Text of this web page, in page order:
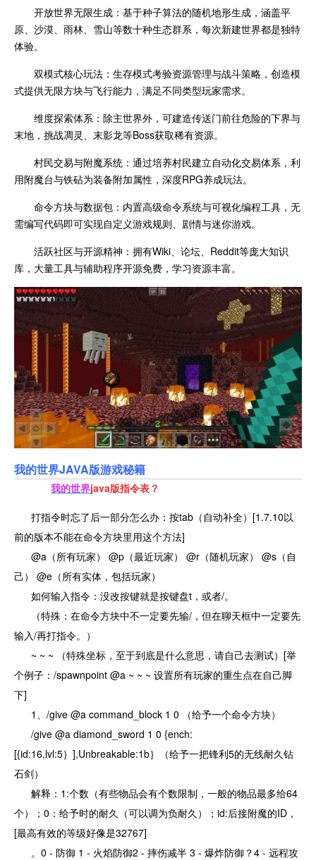
开放世界无限生成：基于种子算法的随机地形生成，涵盖平
原、沙漠、雨林、雪山等数十种生态群系，每次新建世界都是独特
体验。
双模式核心玩法：生存模式考验资源管理与战斗策略，创造模
式提供无限方块与飞行能力，满足不同类型玩家需求。
维度探索体系：除主世界外，可建造传送门前往危险的下界与
末地，挑战凋灵、末影龙等Boss获取稀有资源。
村民交易与附魔系统：通过培养村民建立自动化交易体系，利
用附魔台与铁砧为装备附加属性，深度RPG养成玩法。
命令方块与数据包：内置高级命令系统与可视化编程工具，无
需编写代码即可实现自定义游戏规则、剧情与迷你游戏。
活跃社区与开源精神：拥有Wiki、论坛、Reddit等庞大知识
库，大量工具与辅助程序开源免费，学习资源丰富。
我的世界JAVA版游戏秘籍
我的世界java版指令表？
打指令时忘了后一部分怎么办：按tab（自动补全）[1.7.10以
前的版本不能在命令方块里用这个方法]
@a（所有玩家） @p（最近玩家） @r（随机玩家） @s（自
己） @e（所有实体，包括玩家）
如何输入指令：没改按键就是按键盘t，或者/。
（特殊：在命令方块中不一定要先输/，但在聊天框中一定要先
输入/再打指令。）
~ ~ ~ （特殊坐标，至于到底是什么意思，请自己去测试）[举
个例子：/spawnpoint @a ~ ~ ~ 设置所有玩家的重生点在自己脚
下]
1、/give @a command_block 1 0 （给予一个命令方块）
/give @a diamond_sword 1 0 {ench:
[{id:16,lvl:5｝],Unbreakable:1b｝（给予一把锋利5的无线耐久钻
石剑）
解释：1:个数（有些物品会有个数限制，一般的物品最多给64
个）；0：给予时的耐久（可以调为负耐久）；id:后接附魔的ID，
[最高有效的等级好像是32767]
。0 - 防御 1 - 火焰防御2 - 摔伤减半 3 - 爆炸防御？4 - 远程攻